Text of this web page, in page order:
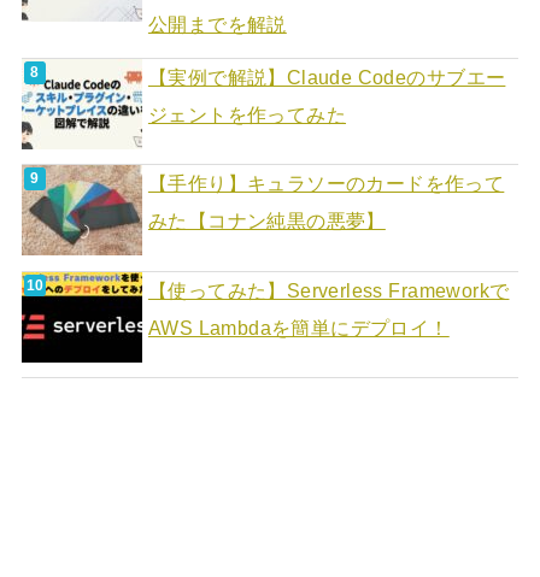
公開までを解説
【実例で解説】Claude Codeのサブエー
ジェントを作ってみた
【手作り】キュラソーのカードを作って
みた【コナン純黒の悪夢】
【使ってみた】Serverless Frameworkで
AWS Lambdaを簡単にデプロイ！